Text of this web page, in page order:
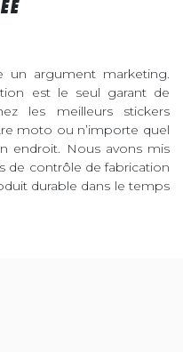
un argument marketing.
est le seul garant de
les meilleurs stickers
moto ou n’importe quel
endroit. Nous avons mis
de contrôle de fabrication
durable dans le temps